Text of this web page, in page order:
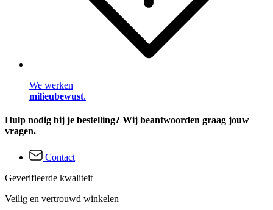
We werken
milieubewust.
Hulp nodig bij je bestelling? Wij beantwoorden graag jouw
vragen.
Contact
Geverifieerde kwaliteit
Veilig en vertrouwd winkelen